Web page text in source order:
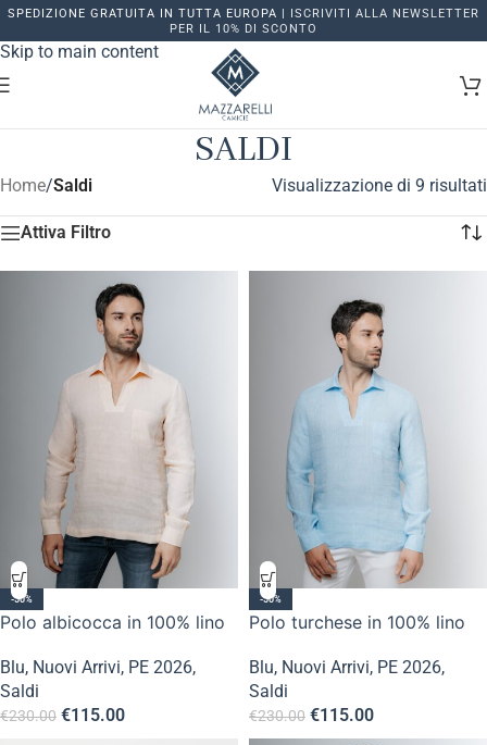
Skip to navigation
Skip to main content
SPEDIZIONE GRATUITA IN TUTTA EUROPA | ISCRIVITI ALLA NEWSLETTER
PER IL 10% DI SCONTO
SALDI
Home/Saldi Visualizzazione di 9 risultati
Attiva Filtro
-50%
Polo albicocca in 100% lino
Blu, Nuovi Arrivi, PE 2026,
Saldi
€230.00 €115.00
-50%
Polo turchese in 100% lino
Blu, Nuovi Arrivi, PE 2026,
Saldi
€230.00 €115.00